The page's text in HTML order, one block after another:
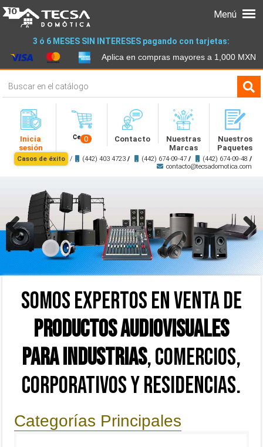
3 ó 6 MESES SIN INTERESES pagando con tarjetas:
Aplica en compras mayores a 1,000 MXN
Inicia
sesión
Cesta
0 Contacto
Nuestras
Marcas
Nuestros
Paquetes
Casos de éxito / (442) 403 4723 / (442) 674-09-47 / (442) 674-09-48 /
contacto@tecsadomotica.com
Menú
Previous Next
SOMOS EXPERTOS EN VENTA DE
PRODUCTOS AUDIOVISUALES
PARA INDUSTRIAS, COMERCIOS,
CORPORATIVOS Y RESIDENCIAS.
Categorías Principales